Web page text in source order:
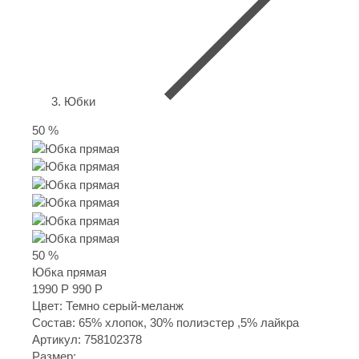
Юбки
50 %
50 %
Юбка прямая
1990 Р 990 Р
Цвет: Темно серый-меланж
Состав: 65% хлопок, 30% полиэстер ,5% лайкра
Артикул: 758102378